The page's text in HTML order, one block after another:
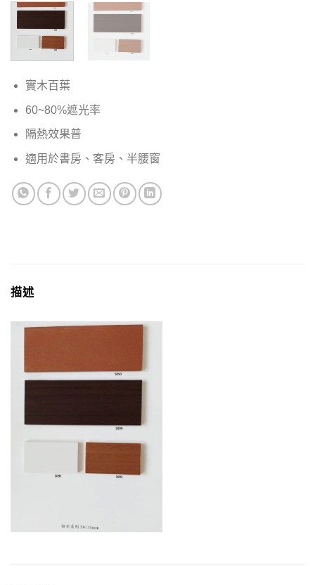
實木百葉
60~80%遮光率
隔熱效果普
適用於書房、客房、半腰窗
描述